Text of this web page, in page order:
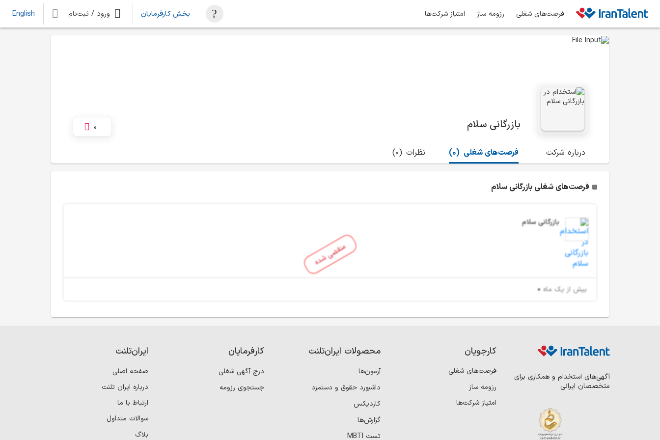
فرصت‌های شغلی رزومه ساز امتیاز شرکت‌ها بخش کارفرمایان ورود / ثبت‌نام English
بازرگانی سلام 0
درباره شرکت (0) فرصت‌های شغلی (0) نظرات
فرصت‌های شغلی بازرگانی سلام
منقضی شده
بازرگانی سلام
بیش از یک ماه
آگهی‌های استخدام و همکاری برای
متخصصان ایرانی
کارجویان
فرصت‌های شغلی
رزومه ساز
امتیاز شرکت‌ها
محصولات ایران‌تلنت
آزمون‌ها
داشبورد حقوق و دستمزد
کاردیکس
گزارش‌ها
تست MBTI
کارفرمایان
درج آگهی شغلی
جستجوی رزومه
ایران‌تلنت
صفحه اصلی
درباره ایران تلنت
ارتباط با ما
سوالات متداول
بلاگ